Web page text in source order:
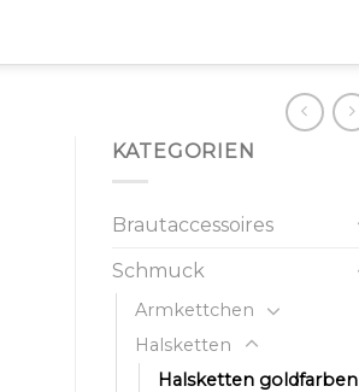
KATEGORIEN
Brautaccessoires
Schmuck
Armkettchen
Halsketten
Halsketten goldfarben